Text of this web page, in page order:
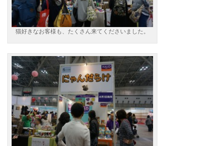
猫好きなお客様も、たくさん来てくださいました。